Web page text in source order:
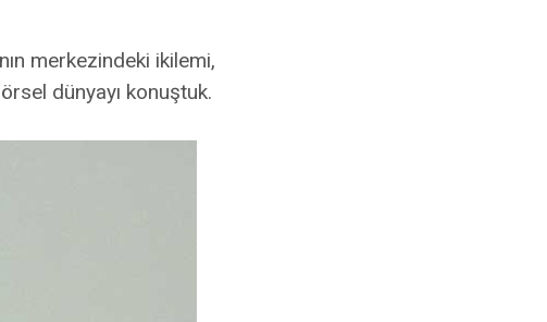
merkezindeki ikilemi,
dünyayı konuştuk.